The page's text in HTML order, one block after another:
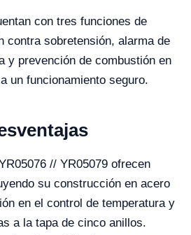
con tres funciones de
contra sobretensión, alarma de
y prevención de combustión en
un funcionamiento seguro.
// YR05079 ofrecen
su construcción en acero
en el control de temperatura y
a la tapa de cinco anillos.